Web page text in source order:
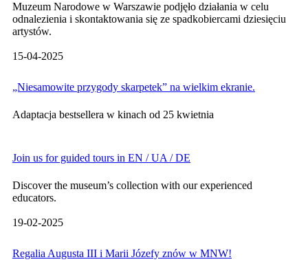
Muzeum Narodowe w Warszawie podjęło działania w celu
odnalezienia i skontaktowania się ze spadkobiercami dziesięciu
artystów.
15-04-2025
„Niesamowite przygody skarpetek” na wielkim ekranie.
Adaptacja bestsellera w kinach od 25 kwietnia
Join us for guided tours in EN / UA / DE
Discover the museum’s collection with our experienced
educators.
19-02-2025
Regalia Augusta III i Marii Józefy znów w MNW!